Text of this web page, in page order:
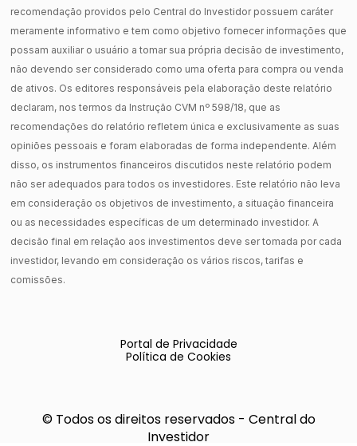
recomendação providos pelo Central do Investidor possuem caráter
meramente informativo e tem como objetivo fornecer informações que
possam auxiliar o usuário a tomar sua própria decisão de investimento,
não devendo ser considerado como uma oferta para compra ou venda
de ativos. Os editores responsáveis pela elaboração deste relatório
declaram, nos termos da Instrução CVM nº 598/18, que as
recomendações do relatório refletem única e exclusivamente as suas
opiniões pessoais e foram elaboradas de forma independente. Além
disso, os instrumentos financeiros discutidos neste relatório podem
não ser adequados para todos os investidores. Este relatório não leva
em consideração os objetivos de investimento, a situação financeira
ou as necessidades específicas de um determinado investidor. A
decisão final em relação aos investimentos deve ser tomada por cada
investidor, levando em consideração os vários riscos, tarifas e
comissões.
Portal de Privacidade
Política de Cookies
© Todos os direitos reservados - Central do
Investidor